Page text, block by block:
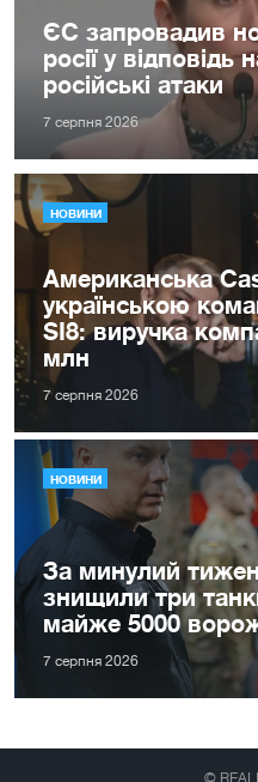
ЄС запровадив
росії у відповідь
російські атаки
7 серпня 2026
НОВИНИ
Американська
українською
SI8: виручка
млн
7 серпня 2026
НОВИНИ
За минулий
знищили три
майже 5000
7 серпня 2026